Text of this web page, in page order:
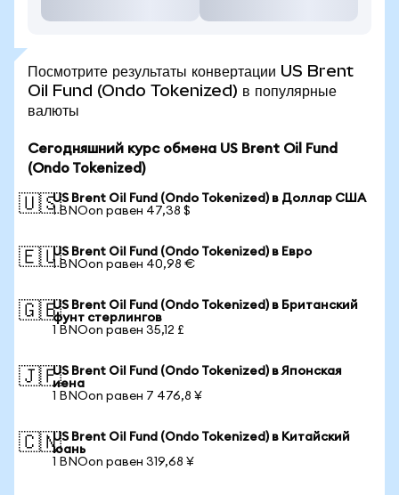
Посмотрите результаты конвертации US Brent
Oil Fund (Ondo Tokenized) в популярные
валюты
Сегодняшний курс обмена US Brent Oil Fund
(Ondo Tokenized)
🇺🇸US Brent Oil Fund (Ondo Tokenized) в Доллар США
1 BNOon равен 47,38 $
🇪🇺US Brent Oil Fund (Ondo Tokenized) в Евро
1 BNOon равен 40,98 €
🇬🇧US Brent Oil Fund (Ondo Tokenized) в Британский
фунт стерлингов
1 BNOon равен 35,12 £
🇯🇵US Brent Oil Fund (Ondo Tokenized) в Японская
иена
1 BNOon равен 7 476,8 ¥
🇨🇳US Brent Oil Fund (Ondo Tokenized) в Китайский
юань
1 BNOon равен 319,68 ¥